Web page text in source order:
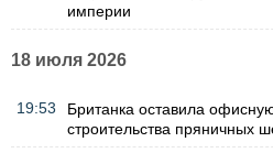
империи
18 июля 2026
19:53
Британка оставила
строительства пряничных